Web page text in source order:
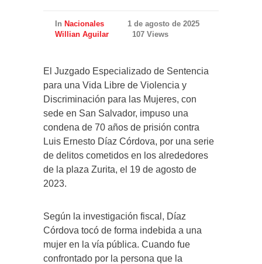
In Nacionales
1 de agosto de 2025
Willian Aguilar
107 Views
El Juzgado Especializado de Sentencia
para una Vida Libre de Violencia y
Discriminación para las Mujeres, con
sede en San Salvador, impuso una
condena de 70 años de prisión contra
Luis Ernesto Díaz Córdova, por una serie
de delitos cometidos en los alrededores
de la plaza Zurita, el 19 de agosto de
2023.
Según la investigación fiscal, Díaz
Córdova tocó de forma indebida a una
mujer en la vía pública. Cuando fue
confrontado por la persona que la